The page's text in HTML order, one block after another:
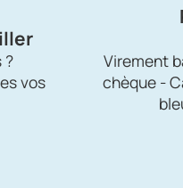
?
vos
Virement
chèque -